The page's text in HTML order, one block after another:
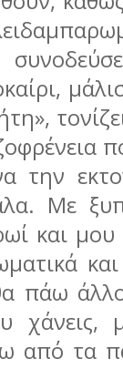
την
Με
και μου
πάω
χάνεις,
από τα